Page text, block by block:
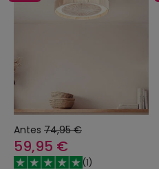
Antes 74,95 €
59,95 €
(1)